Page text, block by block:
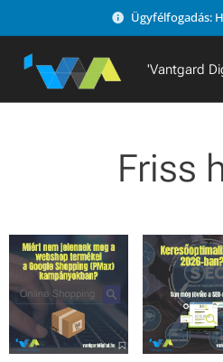
Ügyfélfogadás:
'Vantgard
Friss